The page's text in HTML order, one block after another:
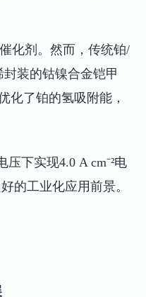
化剂。然而，传统铂/
装的钴镍合金铠甲
化了铂的氢吸附能，
下实现4.0 A cm⁻²电
的工业化应用前景。